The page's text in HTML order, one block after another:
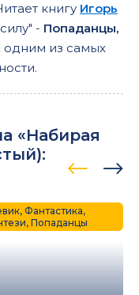
книгу Игорь
- Попаданцы,
одним из самых
«Набирая
):
Фантастика,
Попаданцы